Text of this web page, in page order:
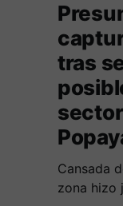
tras
Cansada
zona hizo